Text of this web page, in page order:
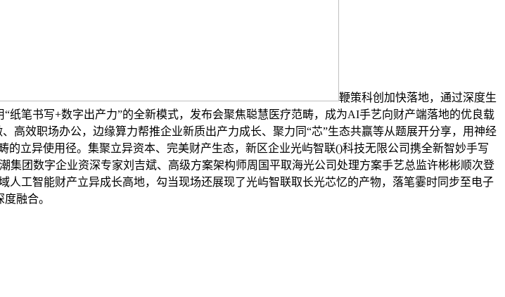
鞭策科创加快落地，通过深度生
笔书写+数字出产力”的全新模式，发布会聚焦聪慧医疗范畴，成为AI手艺向财产端落地的优良载
高效职场办公，边缘算力帮推企业新质出产力成长、聚力同“芯”生态共赢等从题展开分享，用神经
立异使用径。集聚立异资本、完美财产生态，新区企业光屿智联()科技无限公司携全新智妙手写
团数字企业资深专家刘吉斌、高级方案架构师周国平取海光公司处理方案手艺总监许彬彬顺次登
工智能财产立异成长高地，勾当现场还展现了光屿智联取长光芯忆的产物，落笔霎时同步至电子
融合。